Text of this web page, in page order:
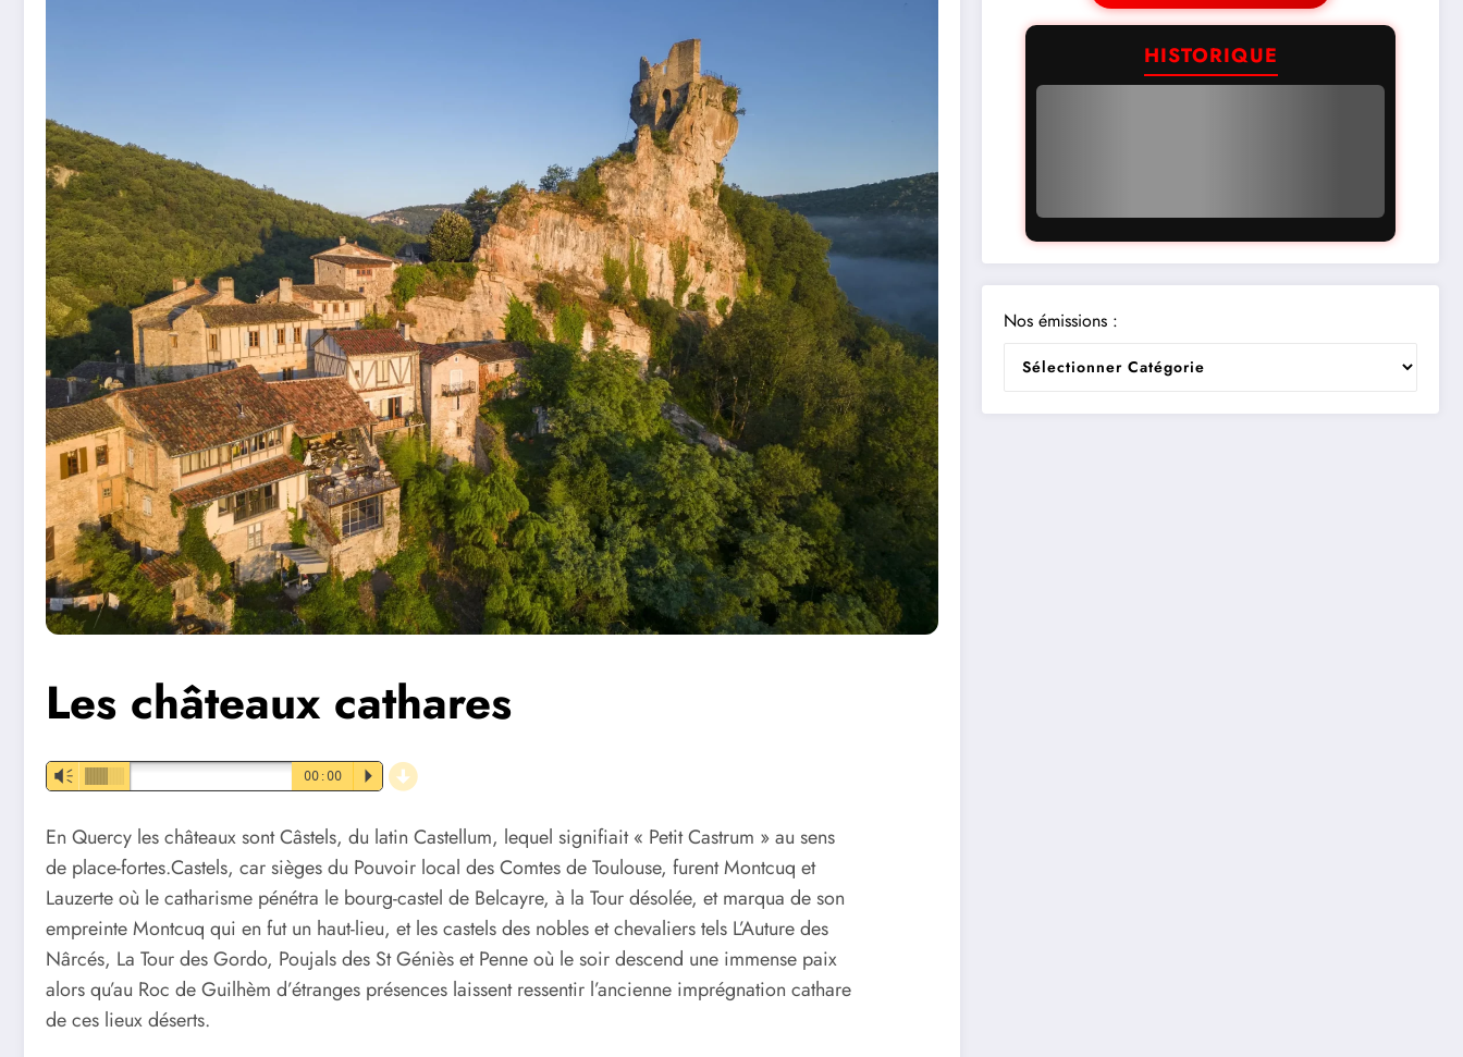
Les châteaux cathares
Vm 00:00 P d
En Quercy les châteaux sont Câstels, du latin Castellum, lequel signifiait « Petit Castrum » au sens
de place-fortes.Castels, car sièges du Pouvoir local des Comtes de Toulouse, furent Montcuq et
Lauzerte où le catharisme pénétra le bourg-castel de Belcayre, à la Tour désolée, et marqua de son
empreinte Montcuq qui en fut un haut-lieu, et les castels des nobles et chevaliers tels L’Auture des
Nârcés, La Tour des Gordo, Poujals des St Géniès et Penne où le soir descend une immense paix
alors qu’au Roc de Guilhèm d’étranges présences laissent ressentir l’ancienne imprégnation cathare
de ces lieux déserts.
HISTORIQUE
Nos émissions :